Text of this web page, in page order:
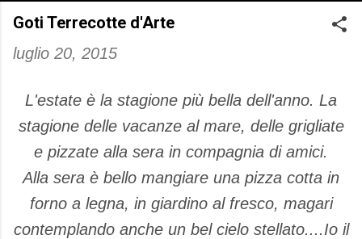
Goti Terrecotte d'Arte
luglio 20, 2015
L'estate è la stagione più bella dell'anno. La
stagione delle vacanze al mare, delle grigliate
e pizzate alla sera in compagnia di amici.
Alla sera è bello mangiare una pizza cotta in
forno a legna, in giardino al fresco, magari
contemplando anche un bel cielo stellato....Io il